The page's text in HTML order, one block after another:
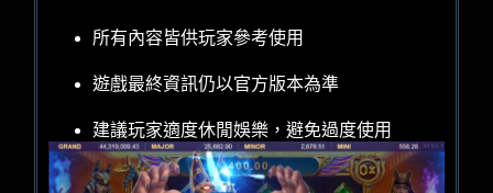
所有內容皆供玩家參考使用
遊戲最終資訊仍以官方版本為準
建議玩家適度休閒娛樂，避免過度使用